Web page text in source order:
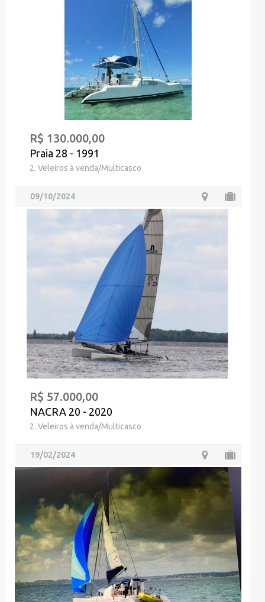
R$ 130.000,00
Praia 28 - 1991
2. Veleiros à venda/Multicasco
09/10/2024
R$ 57.000,00
NACRA 20 - 2020
2. Veleiros à venda/Multicasco
19/02/2024